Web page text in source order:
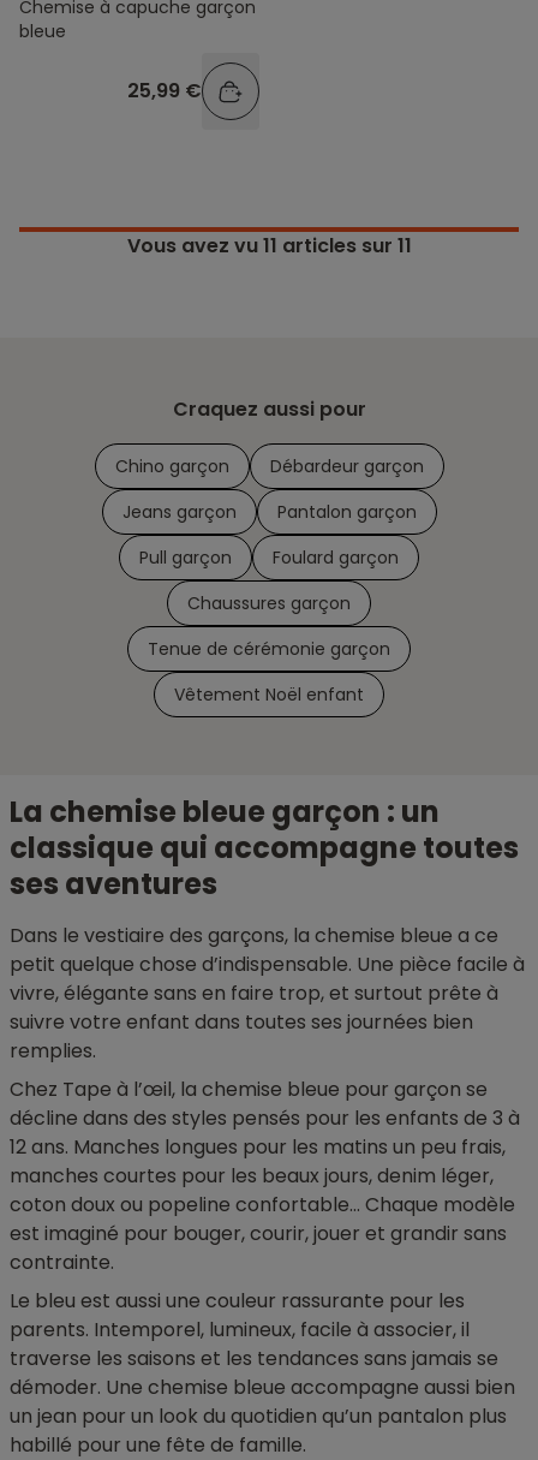
Chemise à capuche garçon
bleue
25,99 €
Vous avez vu11 articles sur 11
Craquez aussi pour
Chino garçon
Débardeur garçon
Jeans garçon
Pantalon garçon
Pull garçon
Foulard garçon
Chaussures garçon
Tenue de cérémonie garçon
Vêtement Noël enfant
La chemise bleue garçon : un
classique qui accompagne toutes
ses aventures
Dans le vestiaire des garçons, la chemise bleue a ce
petit quelque chose d’indispensable. Une pièce facile à
vivre, élégante sans en faire trop, et surtout prête à
suivre votre enfant dans toutes ses journées bien
remplies.
Chez Tape à l’œil, la chemise bleue pour garçon se
décline dans des styles pensés pour les enfants de 3 à
12 ans. Manches longues pour les matins un peu frais,
manches courtes pour les beaux jours, denim léger,
coton doux ou popeline confortable… Chaque modèle
est imaginé pour bouger, courir, jouer et grandir sans
contrainte.
Le bleu est aussi une couleur rassurante pour les
parents. Intemporel, lumineux, facile à associer, il
traverse les saisons et les tendances sans jamais se
démoder. Une chemise bleue accompagne aussi bien
un jean pour un look du quotidien qu’un pantalon plus
habillé pour une fête de famille.